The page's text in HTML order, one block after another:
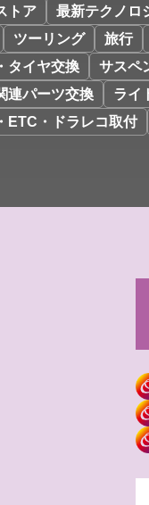
トア
最新テクノロ
ツーリング 旅行
タイヤ交換
サスペ
連パーツ交換
ライ
ETC・ドラレコ取付